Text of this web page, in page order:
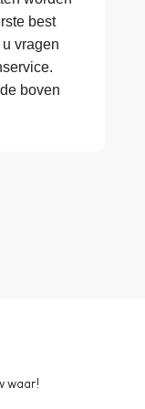
best
vragen
boven
waar!